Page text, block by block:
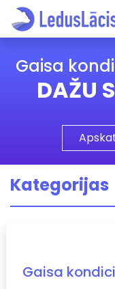
Gaisa
DAŽU
Kategorijas
Gaisa